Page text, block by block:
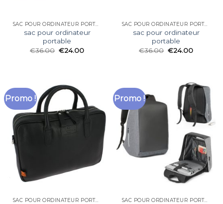
SAC POUR ORDINATEUR PORTABLE
sac pour ordinateur
portable
€36.00 €24.00
SAC POUR ORDINATEUR PORTABLE
sac pour ordinateur
portable
€36.00 €24.00
Promo !
SAC POUR ORDINATEUR PORTABLE
Promo !
SAC POUR ORDINATEUR PORTABLE